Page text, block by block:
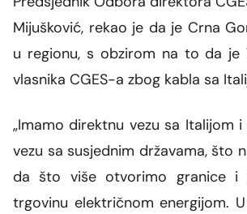
Mijušković, rekao je da je Crna
u regionu, s obzirom na to da je
vlasnika CGES-a zbog kabla sa
„Imamo direktnu vezu sa Italijom
vezu sa susjednim državama, što
da što više otvorimo granice i
trgovinu električnom energijom.